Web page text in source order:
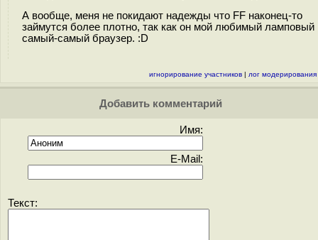
А вообще, меня не покидают надежды что FF наконец-то
займутся более плотно, так как он мой любимый ламповый
самый-самый браузер. :D
игнорирование участников | лог модерирования
Добавить комментарий
Имя:
E-Mail:
Текст: